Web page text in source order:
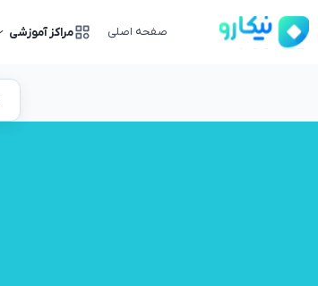
صفحه اصلی مراکز آموزشی